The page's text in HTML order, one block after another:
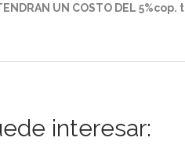
TENDRAN UN COSTO DEL
interesar: